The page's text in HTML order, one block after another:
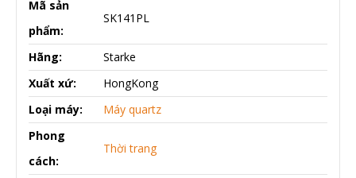
Mã sản
phẩm:
SK141PL
Hãng:
Starke
Xuất xứ:
HongKong
Loại máy:
Máy quartz
Phong
cách:
Thời trang